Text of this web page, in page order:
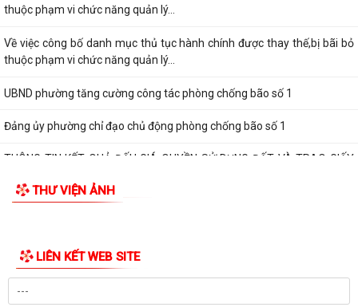
CÀI ĐẶT, SỬ DỤNG ỨNG DỤNG ETAX MOBILE
Về việc công bố danh mục thủ tục hành chính được sửa đổi, bổ sung
thuộc phạm vi chức năng quản lý...
Về việc công bố danh mục thủ tục hành chính được thay thế,bị bãi bỏ
THÔNG BÁO Về việc công khai số điện thoại đường dây nóng và trang
thông tin tiếp nhận kiến nghị,...